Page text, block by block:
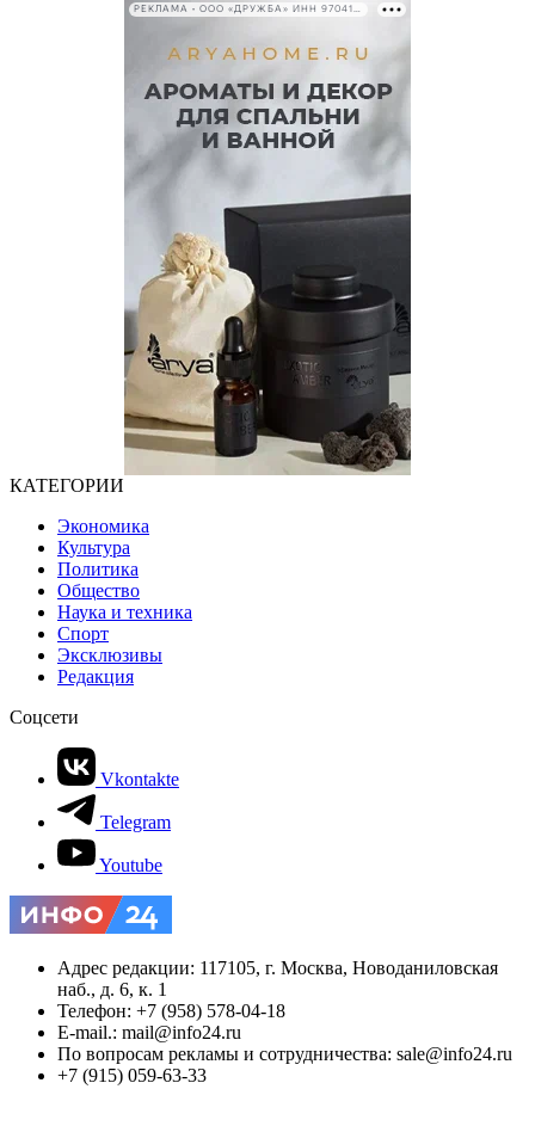
РЕКЛАМА • ООО «ДРУЖБА» ИНН 9704146411
КАТЕГОРИИ
Экономика
Культура
Политика
Общество
Наука и техника
Спорт
Эксклюзивы
Редакция
Соцсети
Vkontakte
Telegram
Youtube
Адрес редакции: 117105, г. Москва, Новоданиловская
наб., д. 6, к. 1
Телефон: +7 (958) 578-04-18
E-mail.: mail@info24.ru
По вопросам рекламы и сотрудничества: sale@info24.ru
+7 (915) 059-63-33